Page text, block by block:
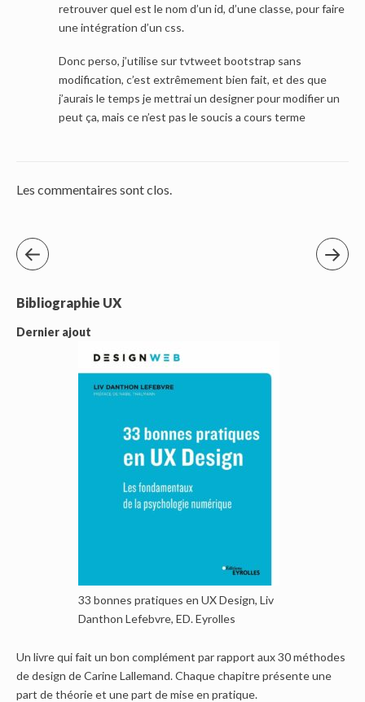
retrouver quel est le nom d’un id, d’une classe, pour faire
une intégration d’un css.
Donc perso, j’utilise sur tvtweet bootstrap sans
modification, c’est extrêmement bien fait, et des que
j’aurais le temps je mettrai un designer pour modifier un
peut ça, mais ce n’est pas le soucis a cours terme
Les commentaires sont clos.
Bibliographie UX
Dernier ajout
33 bonnes pratiques en UX Design, Liv
Danthon Lefebvre, ED. Eyrolles
Un livre qui fait un bon complément par rapport aux 30 méthodes
de design de Carine Lallemand. Chaque chapitre présente une
part de théorie et une part de mise en pratique.